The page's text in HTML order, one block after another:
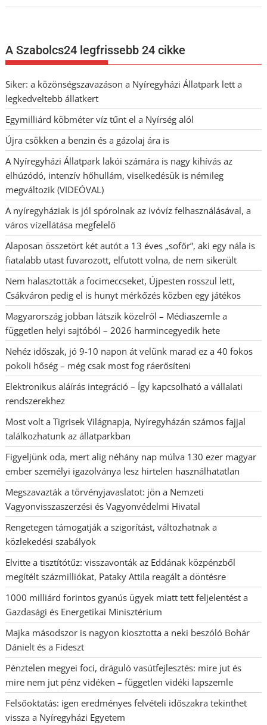
A Szabolcs24 legfrissebb 24 cikke
Siker: a közönségszavazáson a Nyíregyházi Állatpark lett a
legkedveltebb állatkert
Egymilliárd köbméter víz tűnt el a Nyírség alól
Újra csökken a benzin és a gázolaj ára is
A Nyíregyházi Állatpark lakói számára is nagy kihívás az
elhúzódó, intenzív hőhullám, viselkedésük is némileg
megváltozik (VIDEÓVAL)
A nyíregyháziak is jól spórolnak az ivóvíz felhasználásával, a
város vízellátása megfelelő
Alaposan összetört két autót a 13 éves „sofőr”, aki egy nála is
fiatalabb utast fuvarozott, elfutott volna, de nem sikerült
Nem halasztották a focimeccseket, Újpesten rosszul lett,
Csákváron pedig el is hunyt mérkőzés közben egy játékos
Magyarország jobban látszik közelről – Médiaszemle a
független helyi sajtóból – 2026 harmincegyedik hete
Nehéz időszak, jó 9-10 napon át velünk marad ez a 40 fokos
pokoli hőség – még csak most fog ráerősíteni
Elektronikus aláírás integráció – Így kapcsolható a vállalati
rendszerekhez
Most volt a Tigrisek Világnapja, Nyíregyházán számos fajjal
találkozhatunk az állatparkban
Figyeljünk oda, mert alig néhány nap múlva 130 ezer magyar
ember személyi igazolványa lesz hirtelen használhatatlan
Megszavazták a törvényjavaslatot: jön a Nemzeti
Vagyonvisszaszerzési és Vagyonvédelmi Hivatal
Rengetegen támogatják a szigorítást, változhatnak a
közlekedési szabályok
Elvitte a tisztítótűz: visszavonták az Eddának közpénzből
megítélt százmilliókat, Pataky Attila reagált a döntésre
1000 milliárd forintos gyanús ügyek miatt tett feljelentést a
Gazdasági és Energetikai Minisztérium
Majka másodszor is nagyon kiosztotta a neki beszóló Bohár
Dánielt és a Fideszt
Pénztelen megyei foci, dráguló vasútfejlesztés: mire jut és
mire nem jut pénz vidéken – független vidéki lapszemle
Felsőoktatás: igen eredményes felvételi időszakra tekinthet
vissza a Nyíregyházi Egyetem